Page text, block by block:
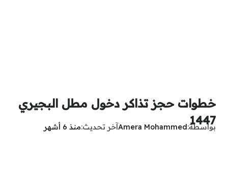
خطوات حجز تذاكر دخول مطل البجيري
1447
بواسطة Amera Mohammedآخر تحديث منذ 6 أشهر